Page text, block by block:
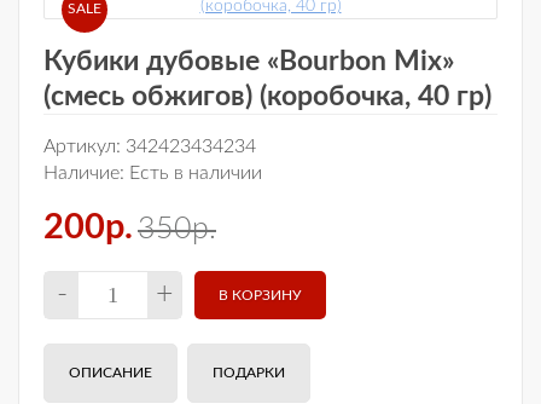
SALE
Кубики дубовые «Bourbon Mix»
(смесь обжигов) (коробочка, 40 гр)
Артикул: 342423434234
Наличие: Есть в наличии
200р. 350р.
+
-
ОПИСАНИЕ ПОДАРКИ